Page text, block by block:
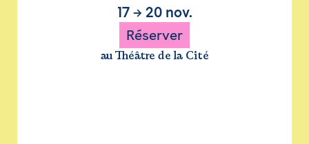
17→ 20 nov.
Réserver
au Théâtre de la Cité